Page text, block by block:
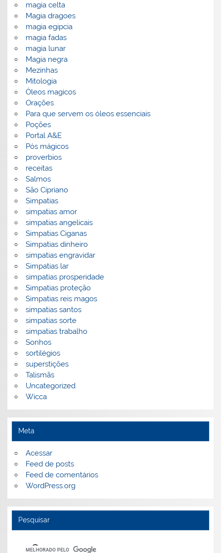
magia celta
Magia dragoes
magia egipcia
magia fadas
magia lunar
Magia negra
Mezinhas
Mitologia
Óleos magicos
Orações
Para que servem os óleos essenciais
Poções
Portal A&E
Pós mágicos
proverbios
receitas
Salmos
São Cipriano
Simpatias
simpatias amor
simpatias angelicais
Simpatias Ciganas
Simpatias dinheiro
simpatias engravidar
Simpatias lar
simpatias prosperidade
Simpatias proteção
Simpatias reis magos
simpatias santos
simpatias sorte
simpatias trabalho
Sonhos
sortilégios
superstições
Talismãs
Uncategorized
Wicca
Meta
Acessar
Feed de posts
Feed de comentários
WordPress.org
Pesquisar